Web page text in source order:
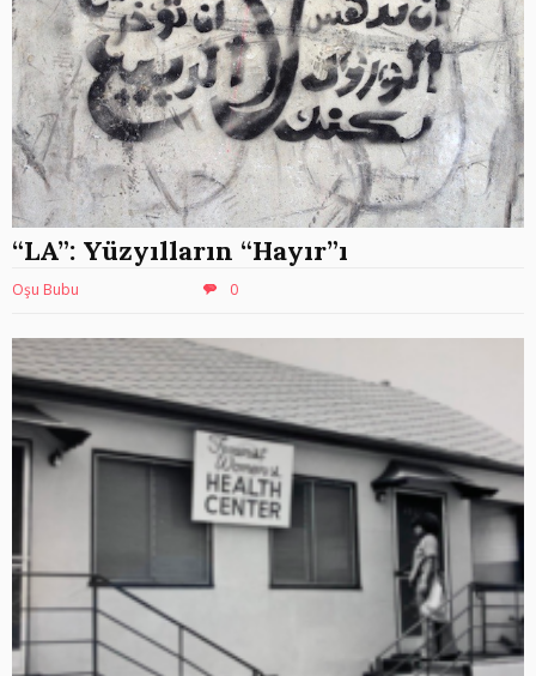
“LA”: Yüzyılların “Hayır”ı
Oşu Bubu 0